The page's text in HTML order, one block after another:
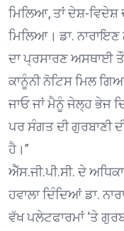
ਮਿਲਿਆ, ਤਾਂ ਦੇਸ਼-ਵਿਦੇਸ਼
ਮਿਲਿਆ। ਡਾ. ਨਾਰਾਇਣ
ਦਾ ਪ੍ਰਸਾਰਣ ਅਸਥਾਈ
ਕਾਨੂੰਨੀ ਨੋਟਿਸ ਮਿਲ
ਜਾਓ ਜਾਂ ਮੈਨੂੰ ਜੇਲ੍ਹ ਭੇਜ
ਪਰ ਸੰਗਤ ਦੀ ਗੁਰਬਾਣੀ
ਹੈ।”
ਐੱਸ.ਜੀ.ਪੀ.ਸੀ. ਦੇ
ਹਵਾਲਾ ਦਿੰਦਿਆਂ ਡਾ.
ਵੱਖ ਪਲੇਟਫਾਰਮਾਂ ‘ਤੇ